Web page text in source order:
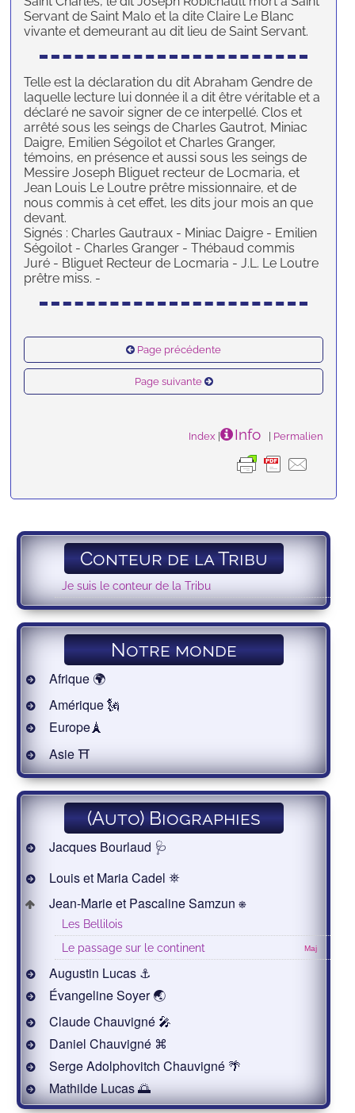
Servant de Saint Malo et la dite Claire Le Blanc
vivante et demeurant au dit lieu de Saint Servant.
Telle est la déclaration du dit Abraham Gendre de
laquelle lecture lui donnée il a dit être véritable et a
déclaré ne savoir signer de ce interpellé. Clos et
arrêté sous les seings de Charles Gautrot, Miniac
Daigre, Emilien Ségoilot et Charles Granger,
témoins, en présence et aussi sous les seings de
Messire Joseph Bliguet recteur de Locmaria, et
Jean Louis Le Loutre prêtre missionnaire, et de
nous commis à cet effet, les dits jour mois an que
devant.
Signés : Charles Gautraux - Miniac Daigre - Emilien
Ségoilot - Charles Granger - Thébaud commis
Juré - Bliguet Recteur de Locmaria - J.L. Le Loutre
prêtre miss. -
Page précédente
Page suivante
Index | Info | Permalien
Conteur de la Tribu
Je suis le conteur de la Tribu
Notre monde
Afrique 🌍
Amérique 🗽
Europe🗼
Asie ⛩
(Auto) Biographies
Jacques Bourlaud 🩺
Louis et Maria Cadel ⛯
Jean-Marie et Pascaline Samzun ⎈
Les Bellilois
Maj
Le passage sur le continent
Augustin Lucas ⚓
Évangeline Soyer 🌏
Claude Chauvigné 🎤
Daniel Chauvigné ⌘
Serge Adolphovitch Chauvigné 🌴
Mathilde Lucas 🌅